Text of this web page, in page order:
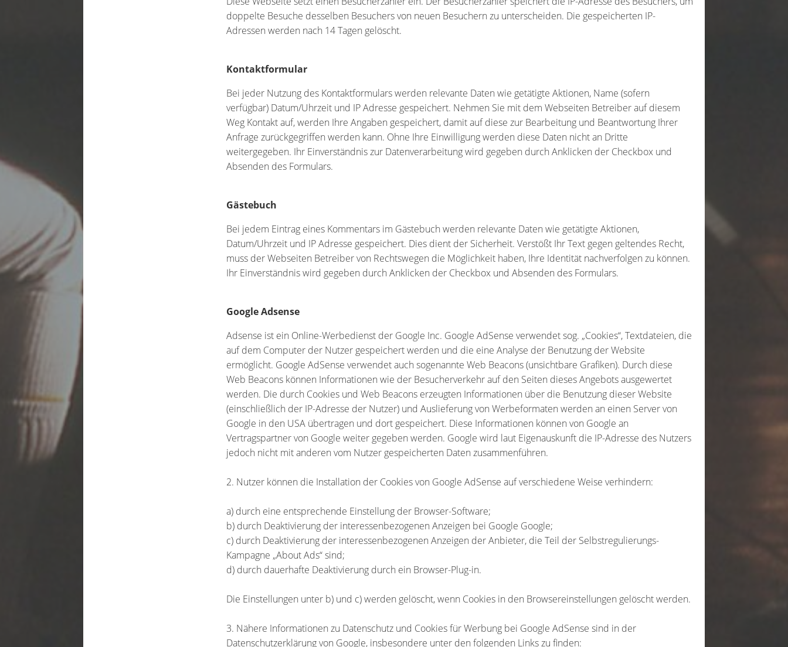
doppelte Besuche desselben Besuchers von neuen Besuchern zu unterscheiden. Die gespeicherten IP-
Adressen werden nach 14 Tagen gelöscht.
Kontaktformular
Bei jeder Nutzung des Kontaktformulars werden relevante Daten wie getätigte Aktionen, Name (sofern
verfügbar) Datum/Uhrzeit und IP Adresse gespeichert. Nehmen Sie mit dem Webseiten Betreiber auf diesem
Weg Kontakt auf, werden Ihre Angaben gespeichert, damit auf diese zur Bearbeitung und Beantwortung Ihrer
Anfrage zurückgegriffen werden kann. Ohne Ihre Einwilligung werden diese Daten nicht an Dritte
weitergegeben. Ihr Einverständnis zur Datenverarbeitung wird gegeben durch Anklicken der Checkbox und
Absenden des Formulars.
Gästebuch
Bei jedem Eintrag eines Kommentars im Gästebuch werden relevante Daten wie getätigte Aktionen,
Datum/Uhrzeit und IP Adresse gespeichert. Dies dient der Sicherheit. Verstößt Ihr Text gegen geltendes Recht,
muss der Webseiten Betreiber von Rechtswegen die Möglichkeit haben, Ihre Identität nachverfolgen zu können.
Ihr Einverständnis wird gegeben durch Anklicken der Checkbox und Absenden des Formulars.
Google Adsense
Adsense ist ein Online-Werbedienst der Google Inc. Google AdSense verwendet sog. „Cookies“, Textdateien, die
auf dem Computer der Nutzer gespeichert werden und die eine Analyse der Benutzung der Website
ermöglicht. Google AdSense verwendet auch sogenannte Web Beacons (unsichtbare Grafiken). Durch diese
Web Beacons können Informationen wie der Besucherverkehr auf den Seiten dieses Angebots ausgewertet
werden. Die durch Cookies und Web Beacons erzeugten Informationen über die Benutzung dieser Website
(einschließlich der IP-Adresse der Nutzer) und Auslieferung von Werbeformaten werden an einen Server von
Google in den USA übertragen und dort gespeichert. Diese Informationen können von Google an
Vertragspartner von Google weiter gegeben werden. Google wird laut Eigenauskunft die IP-Adresse des Nutzers
jedoch nicht mit anderen vom Nutzer gespeicherten Daten zusammenführen.
2. Nutzer können die Installation der Cookies von Google AdSense auf verschiedene Weise verhindern:
a) durch eine entsprechende Einstellung der Browser-Software;
b) durch Deaktivierung der interessenbezogenen Anzeigen bei Google Google;
c) durch Deaktivierung der interessenbezogenen Anzeigen der Anbieter, die Teil der Selbstregulierungs-
Kampagne „About Ads“ sind;
d) durch dauerhafte Deaktivierung durch ein Browser-Plug-in.
Die Einstellungen unter b) und c) werden gelöscht, wenn Cookies in den Browsereinstellungen gelöscht werden.
3. Nähere Informationen zu Datenschutz und Cookies für Werbung bei Google AdSense sind in der
Datenschutzerklärung von Google, insbesondere unter den folgenden Links zu finden: